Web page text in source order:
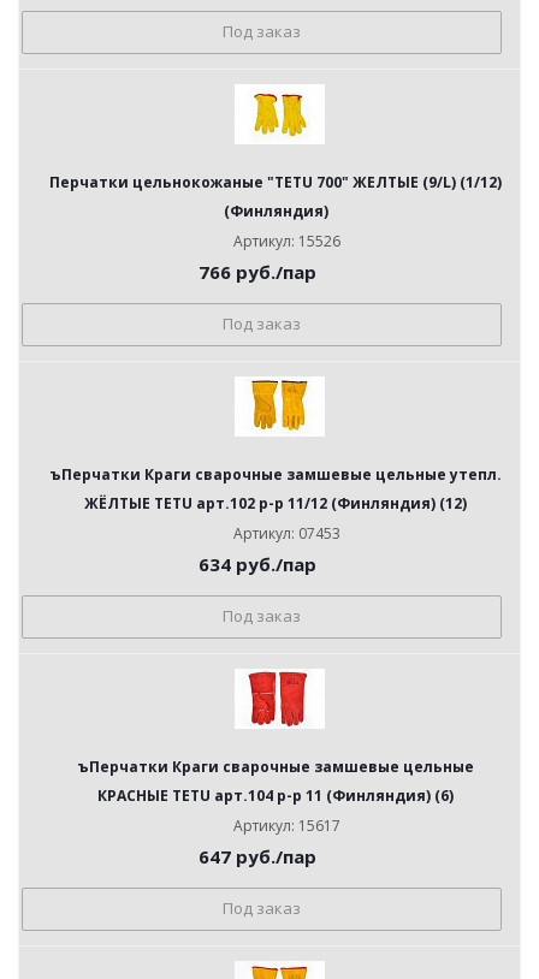
Под заказ
Перчатки цельнокожаные "TETU 700" ЖЕЛТЫЕ (9/L) (1/12)
(Финляндия)
Артикул: 15526
766 руб./пар
Под заказ
ъПерчатки Краги сварочные замшевые цельные утепл.
ЖЁЛТЫЕ TETU арт.102 р-р 11/12 (Финляндия) (12)
Артикул: 07453
634 руб./пар
Под заказ
ъПерчатки Краги сварочные замшевые цельные
КРАСНЫЕ TETU арт.104 р-р 11 (Финляндия) (6)
Артикул: 15617
647 руб./пар
Под заказ